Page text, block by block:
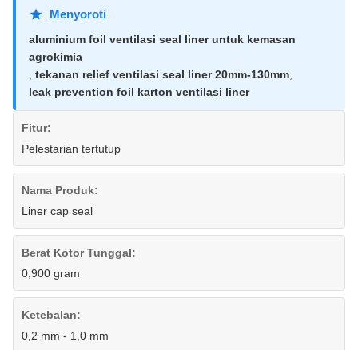
Menyoroti
aluminium foil ventilasi seal liner untuk kemasan
agrokimia
tekanan relief ventilasi seal liner 20mm-130mm
leak prevention foil karton ventilasi liner
Fitur:
Pelestarian tertutup
Nama Produk:
Liner cap seal
Berat Kotor Tunggal:
0,900 gram
Ketebalan:
0,2 mm - 1,0 mm